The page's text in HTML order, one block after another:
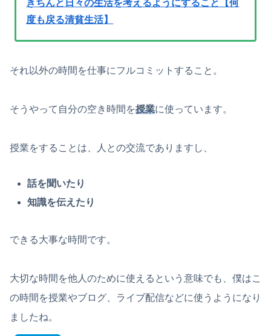
きちんと日々の生活を考えるようにすること【何
度も戻る清貧生活】
それ以外の時間を仕事にフルコミットすること。
そうやって自分の空き時間を授業に使っています。
授業をすることは、人との交流でありますし、
話を聞いたり
知識を伝えたり
できる大事な時間です。
大切な時間を他人のために使えるという意味でも、僕はこ
の時間を授業やブログ、ライブ配信などに使うようになり
ましたね。